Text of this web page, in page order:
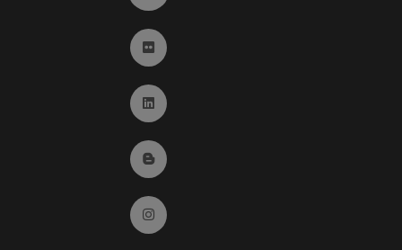
Ir a Flickr (abre en ventana nueva)
Ir a Linkedin (abre en ventana nueva)
Ir al Blog (abre en ventana nueva)
Ir a Instagram (abre en ventana nueva)